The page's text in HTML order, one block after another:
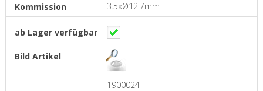
3.5xØ12.7mm
1900024